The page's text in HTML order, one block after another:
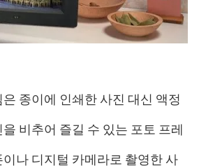
종이에 인쇄한 사진 대신 액정
비추어 즐길 수 있는 포토 프레
나 디지털 카메라로 촬영한 사